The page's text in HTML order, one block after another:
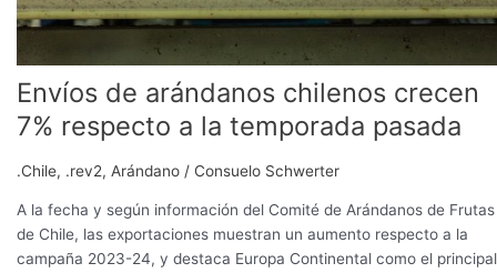
Envíos de arándanos chilenos crecen
7% respecto a la temporada pasada
.Chile, .rev2, Arándano / Consuelo Schwerter
A la fecha y según información del Comité de Arándanos de Frutas
de Chile, las exportaciones muestran un aumento respecto a la
campaña 2023-24, y destaca Europa Continental como el principal